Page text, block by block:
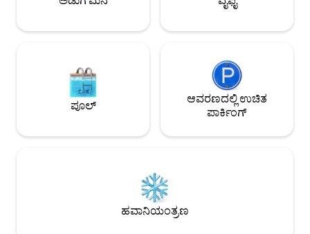
ಶುಲ್ಕಗಳಿಲ್ಲ. ಅಂಗಡಿಗಳು ಮತ್ತು ಆಹಾರಕ್ಕೆ ಹತ್ತಿರ.
ಸೌಕರ್ಯಗಳನ್ನು
ಪೂಲ್
ಆವರಣದಲ್ಲಿ ಉಚಿತ
ಪಾರ್ಕಿಂಗ್
ಹವಾನಿಯಂತ್ರಣ